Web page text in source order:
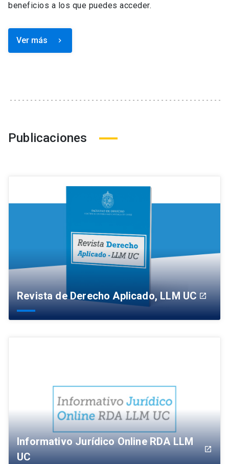
beneficios a los que puedes acceder.
Ver más keyboard_arrow_right
Publicaciones
Revista de Derecho Aplicado, LLM UC launch
Informativo Jurídico Online RDA LLM
UC
launch